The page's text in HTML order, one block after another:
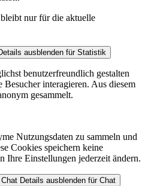
nur für die aktuelle
ausblenden für Statistik
benutzerfreundlich gestalten
interagieren. Aus diesem
gesammelt.
Nutzungsdaten zu sammeln und
Cookies speichern keine
Ihre Einstellungen jederzeit ändern.
Details ausblenden für Chat